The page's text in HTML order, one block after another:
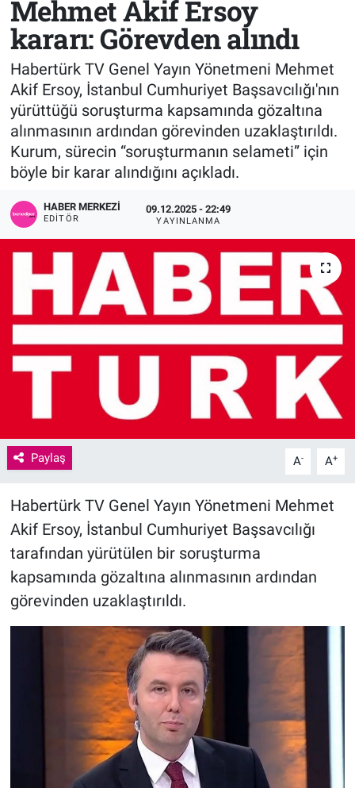
Mehmet Akif Ersoy
kararı: Görevden alındı
Habertürk TV Genel Yayın Yönetmeni Mehmet
Akif Ersoy, İstanbul Cumhuriyet Başsavcılığı'nın
yürüttüğü soruşturma kapsamında gözaltına
alınmasının ardından görevinden uzaklaştırıldı.
Kurum, sürecin “soruşturmanın selameti” için
böyle bir karar alındığını açıkladı.
HABER MERKEZI
EDITÖR
09.12.2025 - 22:49
YAYINLANMA
Paylaş A- A+
Habertürk TV Genel Yayın Yönetmeni Mehmet
Akif Ersoy, İstanbul Cumhuriyet Başsavcılığı
tarafından yürütülen bir soruşturma
kapsamında gözaltına alınmasının ardından
görevinden uzaklaştırıldı.
Spor
Teknoloji
Tv Medya
KÜLTÜR SANAT